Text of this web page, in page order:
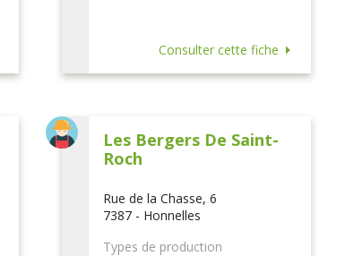
Consulter cette fiche
Les Bergers De Saint-
Roch
Rue de la Chasse, 6
7387 - Honnelles
Types de production